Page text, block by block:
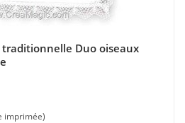
Duo oiseaux
imprimée)